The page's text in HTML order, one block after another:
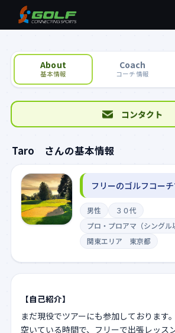
About
基本情報
Coach
コーチ情報
コンタクト
Taro さんの基本情報
フリーのゴルフコーチ
男性
３０代
プロ・プロアマ（シングル
関東エリア 東京都
【自己紹介】